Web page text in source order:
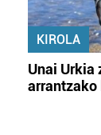
KIROLA
Unai Urkia
arrantzako